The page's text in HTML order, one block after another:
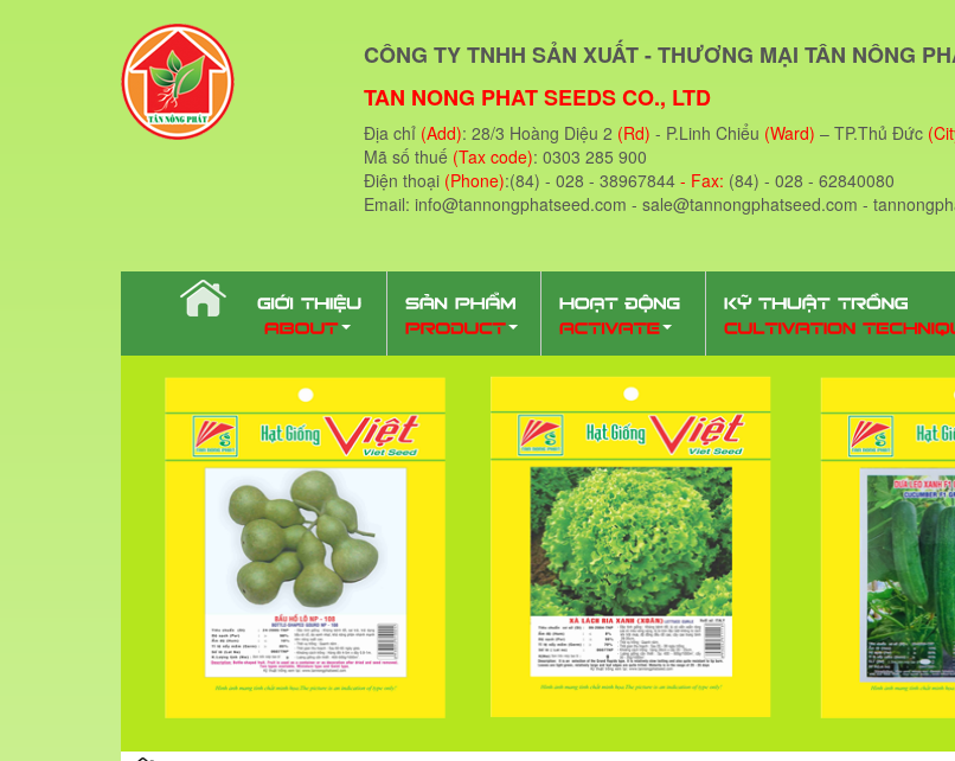
CÔNG TY TNHH SẢN XUẤT - THƯƠNG MẠI TÂN NÔNG
TAN NONG PHAT SEEDS CO., LTD
Địa chỉ (Add): 28/3 Hoàng Diệu 2 (Rd) - P.Linh Chiểu (Ward) – TP.Thủ Đức
Mã số thuế (Tax code): 0303 285 900
Điện thoại (Phone):(84) - 028 - 38967844 - Fax: (84) - 028 - 62840080
Email: info@tannongphatseed.com - sale@tannongphatseed.com -